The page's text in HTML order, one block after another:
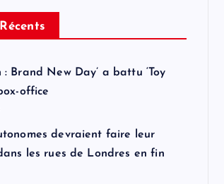
: Brand New Day’ a battu ‘Toy
office
devraient faire leur
les rues de Londres en fin